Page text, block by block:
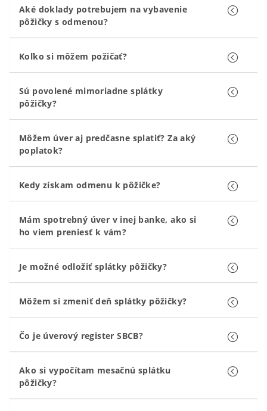
Aké doklady potrebujem na vybavenie
pôžičky s odmenou?
Koľko si môžem požičať?
Sú povolené mimoriadne splátky
pôžičky?
Môžem úver aj predčasne splatiť? Za aký
poplatok?
Kedy získam odmenu k pôžičke?
Mám spotrebný úver v inej banke, ako si
ho viem preniesť k vám?
Je možné odložiť splátky pôžičky?
Môžem si zmeniť deň splátky pôžičky?
Čo je úverový register SBCB?
Ako si vypočítam mesačnú splátku
pôžičky?